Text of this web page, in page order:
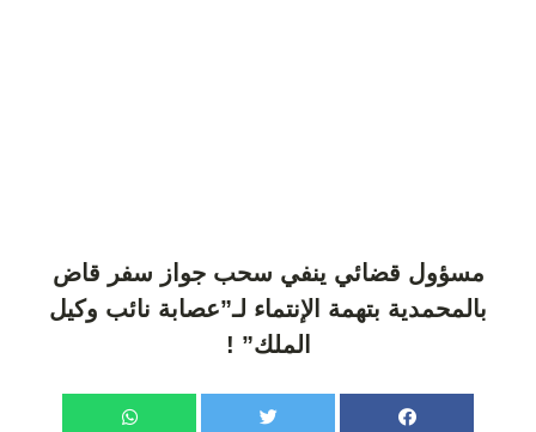
مسؤول قضائي ينفي سحب جواز سفر قاض
بالمحمدية بتهمة الإنتماء لـ”عصابة نائب وكيل
الملك” !